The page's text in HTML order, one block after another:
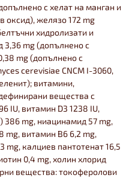
с хелат на манган и
оксид), желязо 172 mg
хидролизати и
3,36 mg (допълнено с
mg (допълнено с
cerevisiae CNCM I-3060,
витамини,
вещества с
IU, витамин D3 1238 IU,
386 mg, ниацинамид 57 mg,
mg, витамин B6 6,2 mg,
mg, калциев пантотенат 16,5
0,4 mg, холин хлорид
вещества: токоферолови